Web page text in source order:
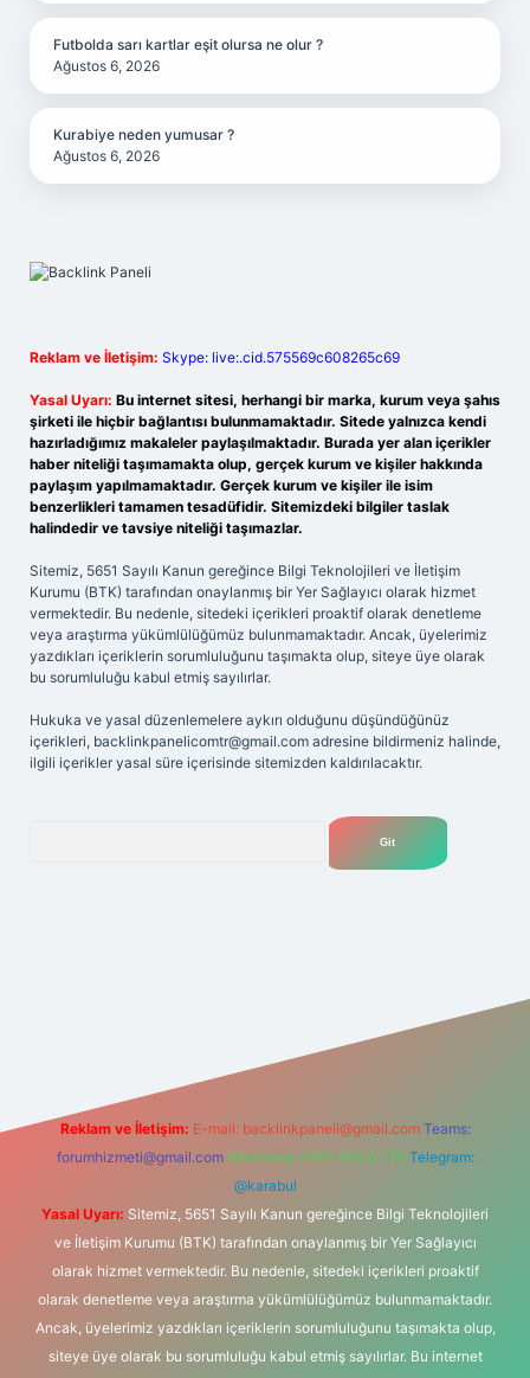
Futbolda sarı kartlar eşit olursa ne olur ?
Ağustos 6, 2026
Kurabiye neden yumusar ?
Ağustos 6, 2026
Reklam ve İletişim: Skype: live:.cid.575569c608265c69
Yasal Uyarı: Bu internet sitesi, herhangi bir marka, kurum veya şahıs
şirketi ile hiçbir bağlantısı bulunmamaktadır. Sitede yalnızca kendi
hazırladığımız makaleler paylaşılmaktadır. Burada yer alan içerikler
haber niteliği taşımamakta olup, gerçek kurum ve kişiler hakkında
paylaşım yapılmamaktadır. Gerçek kurum ve kişiler ile isim
benzerlikleri tamamen tesadüfidir. Sitemizdeki bilgiler taslak
halindedir ve tavsiye niteliği taşımazlar.
Sitemiz, 5651 Sayılı Kanun gereğince Bilgi Teknolojileri ve İletişim
Kurumu (BTK) tarafından onaylanmış bir Yer Sağlayıcı olarak hizmet
vermektedir. Bu nedenle, sitedeki içerikleri proaktif olarak denetleme
veya araştırma yükümlülüğümüz bulunmamaktadır. Ancak, üyelerimiz
yazdıkları içeriklerin sorumluluğunu taşımakta olup, siteye üye olarak
bu sorumluluğu kabul etmiş sayılırlar.
Hukuka ve yasal düzenlemelere aykırı olduğunu düşündüğünüz
içerikleri, backlinkpanelicomtr@gmail.com adresine bildirmeniz halinde,
ilgili içerikler yasal süre içerisinde sitemizden kaldırılacaktır.
Reklam ve İletişim: E-mail: backlinkpaneli@gmail.com Teams:
forumhizmeti@gmail.com Whatsapp: 0262 606 0 726 Telegram:
@karabul
Yasal Uyarı: Sitemiz, 5651 Sayılı Kanun gereğince Bilgi Teknolojileri
ve İletişim Kurumu (BTK) tarafından onaylanmış bir Yer Sağlayıcı
olarak hizmet vermektedir. Bu nedenle, sitedeki içerikleri proaktif
olarak denetleme veya araştırma yükümlülüğümüz bulunmamaktadır.
Ancak, üyelerimiz yazdıkları içeriklerin sorumluluğunu taşımakta olup,
siteye üye olarak bu sorumluluğu kabul etmiş sayılırlar. Bu internet